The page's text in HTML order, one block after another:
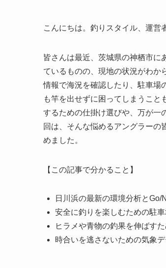
こんにちは。釣りスタイル、運営
皆さんは最近、茨城県の神栖市に
ているものの、現地の状況がわか
情報で海況を確認したり、駐車場
も竿を出せずに困ってしまうこ
するための仕掛け選びや、万が一
回は、そんな悩めるアングラーの
めました。
【この記事で分かること】
日川浜の最新の環境分析とGo/
安全に釣りを楽しむための駐
ヒラメや青物の釣果を伸ばす
時合いを逃さないための気象